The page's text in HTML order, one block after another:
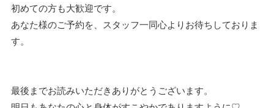
初めての方も大歓迎です。
あなた様のご予約を、スタッフ一同心よりお待ちしておりま
す。
最後までお読みいただきありがとうございます。